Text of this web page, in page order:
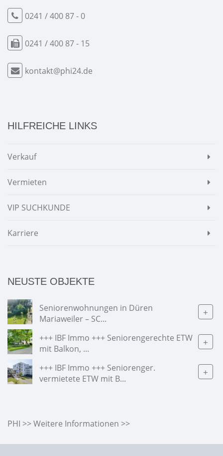
0241 / 400 87 - 0
0241 / 400 87 - 15
kontakt@phi24.de
HILFREICHE LINKS
Verkauf
Vermieten
VIP SUCHKUNDE
Karriere
NEUSTE OBJEKTE
Seniorenwohnungen in Düren
Mariaweiler – SC...
+
+++ IBF Immo +++ Seniorengerechte ETW
mit Balkon, ...
+
+++ IBF Immo +++ Seniorenger.
vermietete ETW mit B...
+
PHI >> Weitere Informationen >>